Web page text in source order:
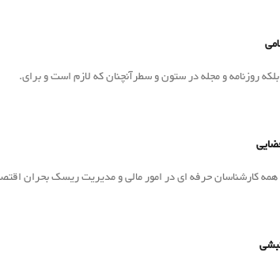
روزنامه و مجله در ستون و سطرآنچنان که لازم است و برای.
همه کارشناسان حرفه ای در امور مالی و مدیریت ریسک بحران